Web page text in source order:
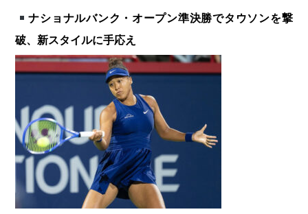
ナショナルバンク・オープン準決勝でタウソンを撃
破、新スタイルに手応え